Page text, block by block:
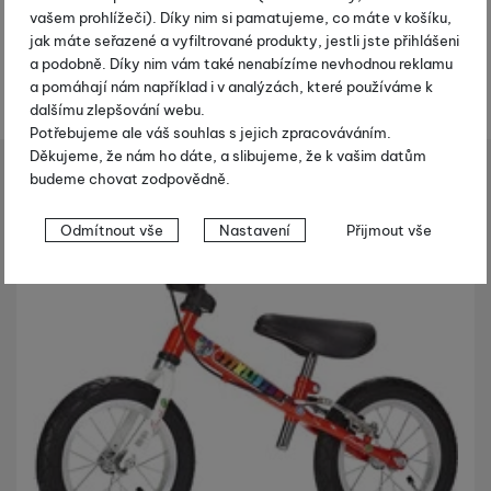
vašem prohlížeči). Díky nim si pamatujeme, co máte v košíku,
jak máte seřazené a vyfiltrované produkty, jestli jste přihlášeni
a podobně. Díky nim vám také nenabízíme nevhodnou reklamu
a pomáhají nám například i v analýzách, které používáme k
dalšímu zlepšování webu.
Potřebujeme ale váš souhlas s jejich zpracováváním.
Děkujeme, že nám ho dáte, a slibujeme, že k vašim datům
budeme chovat zodpovědně.
Nastavení souhlasů s kategoriemi
cookies
Technickébez těchto cookies náš web nebude fungovat
Technické cookies umožňují váš průchod nákupním košíkem,
porovnávání produktů a další nezbytné funkce.
Preferenční a rozšířené funkce
Preferenční a rozšířené funkce-abyste nemuseli vše
nastavovat znovu a abyste se s námi mohli spojit např. pomocí
chatu.
Povoleno
Odmítnout vše Nastavení Přijmout vše
Yedoo Čtyřlístek Pinďa - červená
Fotografie